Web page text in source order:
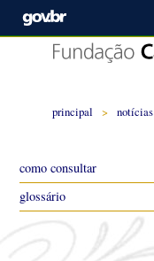
principal > notícias
como consultar
glossário